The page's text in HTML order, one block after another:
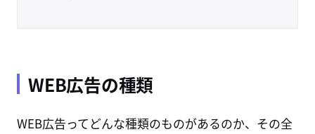
WEB広告の種類
WEB広告ってどんな種類のものがあるのか、その全